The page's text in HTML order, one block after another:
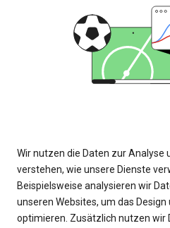
Wir nutzen die Daten zur Analyse
verstehen, wie unsere Dienste
Beispielsweise analysieren wir
unseren Websites, um das
optimieren. Zusätzlich nutzen wir